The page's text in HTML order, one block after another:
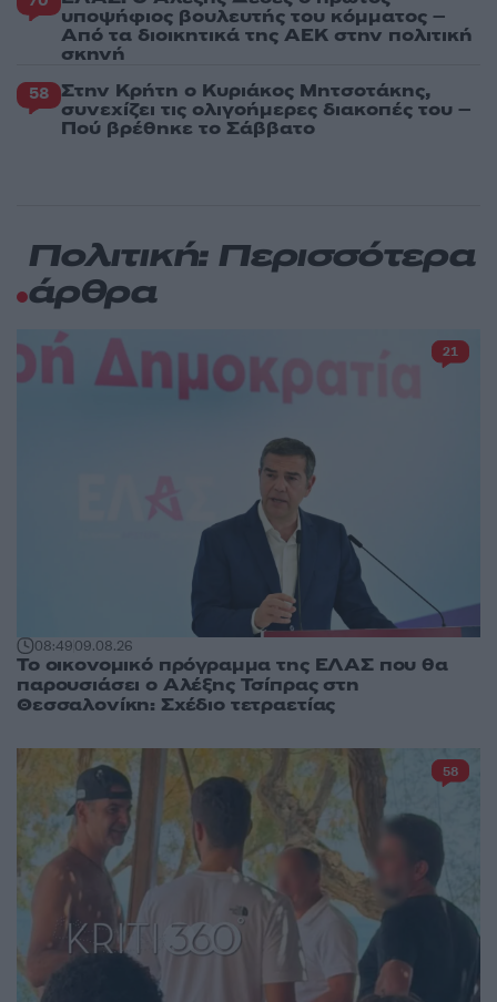
υποψήφιος βουλευτής του κόμματος –
Από τα διοικητικά της ΑΕΚ στην πολιτική
σκηνή
58 Στην Κρήτη ο Κυριάκος Μητσοτάκης,
συνεχίζει τις ολιγοήμερες διακοπές του –
Πού βρέθηκε το Σάββατο
Πολιτική: Περισσότερα
άρθρα
08:4909.08.26
Το οικονομικό πρόγραμμα της ΕΛΑΣ που θα
παρουσιάσει ο Αλέξης Τσίπρας στη
Θεσσαλονίκη: Σχέδιο τετραετίας
21
58